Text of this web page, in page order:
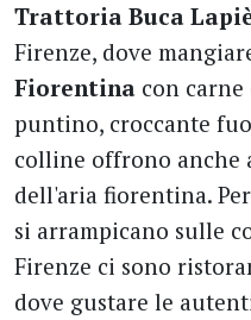
Trattoria Buca
Firenze, dove
Fiorentina con
puntino, croccante
colline offrono anche
dell'aria fiorentina.
si arrampicano sulle
Firenze ci sono
dove gustare le